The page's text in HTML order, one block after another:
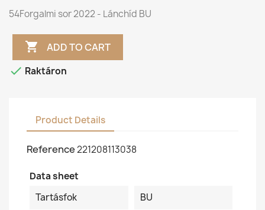
54Forgalmi sor 2022 - Lánchíd BU
 ADD TO CART
 Raktáron
Product Details
Reference221208113038
Data sheet
Tartásfok
BU